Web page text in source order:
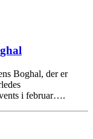
Boghal, der er
i februar….